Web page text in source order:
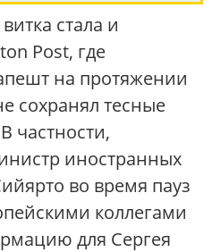
стала и
Post, где
на протяжении
сохранял тесные
частности,
иностранных
во время пауз
коллегами
для Сергея